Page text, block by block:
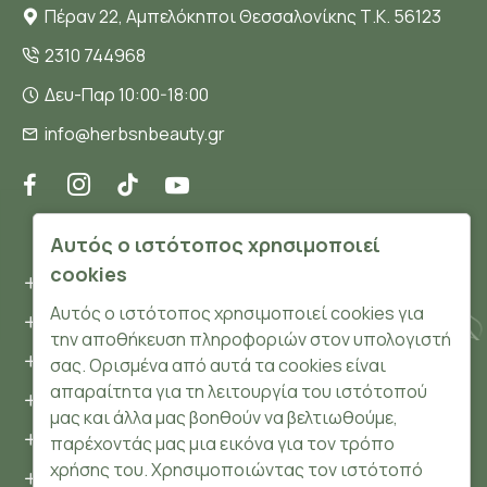
Πέραν 22, Αμπελόκηποι Θεσσαλονίκης Τ.Κ. 56123
2310 744968
Δευ-Παρ 10:00-18:00
info@herbsnbeauty.gr
ΠΛΗΡΟΦΟΡΊΕΣ
Όροι και συνθήκες
Προσωπικά δεδομένα
Ασφάλεια
Τρόποι Πληρωμής
Τρόποι Αποστολής
Επιστροφές Προϊόντων
Αυτός ο ιστότοπος χρησιμοποιεί
cookies
Αυτός ο ιστότοπος χρησιμοποιεί cookies για
την αποθήκευση πληροφοριών στον υπολογιστή
σας. Ορισμένα από αυτά τα cookies είναι
απαραίτητα για τη λειτουργία του ιστότοπού
μας και άλλα μας βοηθούν να βελτιωθούμε,
παρέχοντάς μας μια εικόνα για τον τρόπο
χρήσης του. Χρησιμοποιώντας τον ιστότοπό